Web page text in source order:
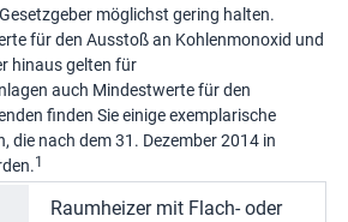
möglichst gering halten.
für den Ausstoß an Kohlenmonoxid und
hinaus gelten für
auch Mindestwerte für den
finden Sie einige exemplarische
die nach dem 31. Dezember 2014 in
1
Raumheizer mit Flach- oder